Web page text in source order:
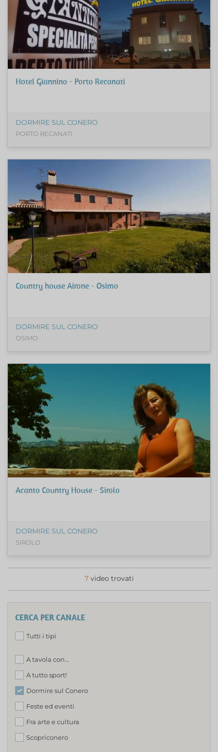
CERCA PER CANALE
Tutti i tipi
A tavola con...
A tutto sport!
Dormire sul Conero
Feste ed eventi
Fra arte e cultura
Scopriconero
Hotel Giannino - Porto Recanati
DORMIRE SUL CONERO
PORTO RECANATI
Country house Airone - Osimo
DORMIRE SUL CONERO
OSIMO
Acanto Country House - Sirolo
DORMIRE SUL CONERO
SIROLO
7video trovati